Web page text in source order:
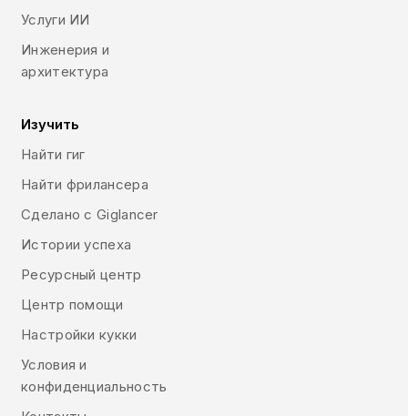
Услуги ИИ
Инженерия и
архитектура
Изучить
Найти гиг
Найти фрилансера
Сделано с Giglancer
Истории успеха
Ресурсный центр
Центр помощи
Настройки кукки
Условия и
конфиденциальность